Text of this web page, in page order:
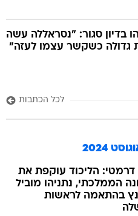
בדיון סגור: "נסראללה עשה
גדולה כשקשר עצמו לעזה"
לכל הכתבות
2024
הליכוד עוקפת את
הממלכתי, נתניהו מוביל
בהתאמה לראשות